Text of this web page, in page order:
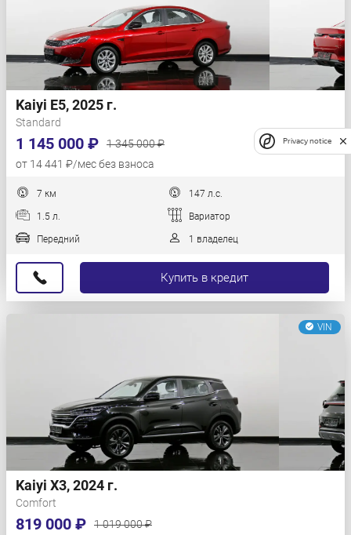
Kaiyi E5, 2025 г.
Standard
1 145 000 ₽
1 345 000 ₽
от 14 441 ₽/мес без взноса
7 км 147 л.с.
1.5 л. Вариатор
Передний 1 владелец
Купить в кредит
VIN
Kaiyi X3, 2024 г.
Comfort
819 000 ₽
1 019 000 ₽
Privacy notice